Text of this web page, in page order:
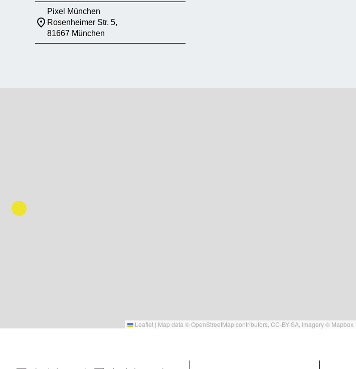
Pixel München
Rosenheimer Str. 5,
81667 München
Leaflet | Map data ©OpenStreetMap contributors, CC-BY-SA , Imagery © Mapbox